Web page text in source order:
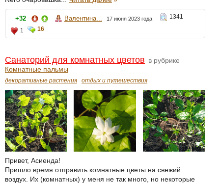
+32 Валентина... 17 июня 2023 года
1341
1
16
Санаторий для комнатных цветов в рубрике
Комнатные пальмы
декоративные растения отдых и путешествия
Привет, Асиенда!
Пришло время отправить комнатные цветы на свежий
воздух. Их (комнатных) у меня не так много, но некоторые